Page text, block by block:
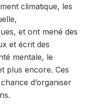
climatique, les
et ont mené des
et écrit des
mentale, le
plus encore. Ces
d’organiser